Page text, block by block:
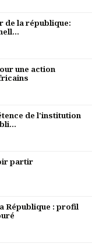
de la république:
une action
de l'institution
partir
République : profil